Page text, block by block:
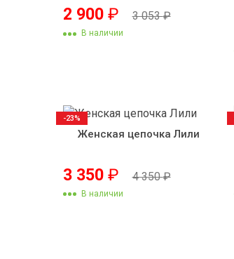
2 900 ₽ 3 053₽
В наличии
Женская цепочка Лили
3 350 ₽ 4 350₽
В наличии
-23%